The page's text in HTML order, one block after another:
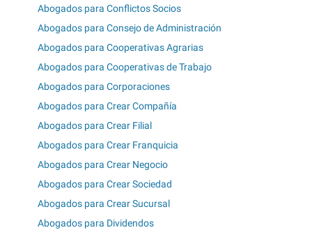
Abogados para Conflictos Socios
Abogados para Consejo de Administración
Abogados para Cooperativas Agrarias
Abogados para Cooperativas de Trabajo
Abogados para Corporaciones
Abogados para Crear Compañía
Abogados para Crear Filial
Abogados para Crear Franquicia
Abogados para Crear Negocio
Abogados para Crear Sociedad
Abogados para Crear Sucursal
Abogados para Dividendos